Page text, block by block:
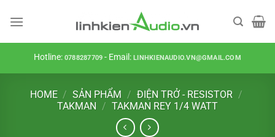
Hotline:0788287709 - Email:LINHKIENAUDIO.VN@GMAIL.COM
HOME / SẢN PHẨM / ĐIỆN TRỞ - RESISTOR /
TAKMAN / TAKMAN REY 1/4 WATT